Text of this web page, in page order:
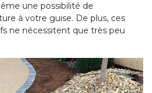
une possibilité de
à votre guise. De plus, ces
ne nécessitent que très peu